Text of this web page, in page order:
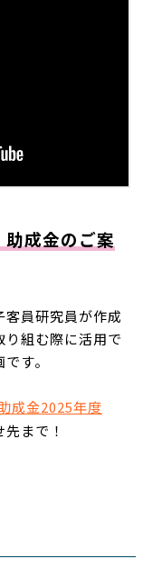
成金のご案
員研究員が作成
り組む際に活用で
す。
成金2025年度
まで！